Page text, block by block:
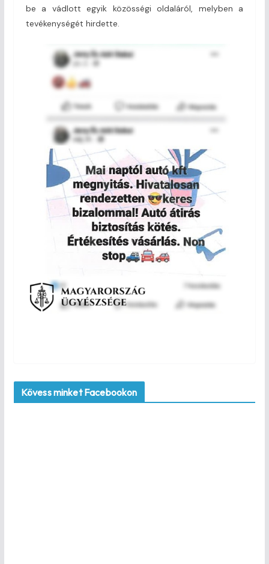
be a vádlott egyik közösségi oldaláról, melyben a
tevékenységét hirdette.
Kövess minket Facebookon